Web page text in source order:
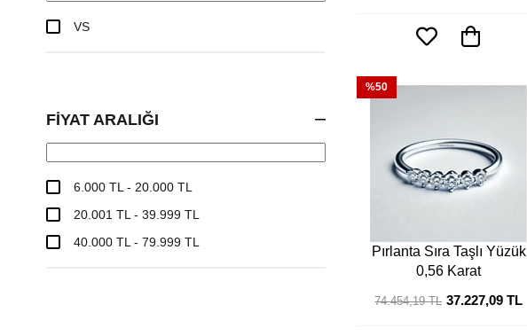
VS
FIYAT ARALIĞI
6.000 TL - 20.000 TL
20.001 TL - 39.999 TL
40.000 TL - 79.999 TL
Pırlanta Sıra Taşlı Yüzük
0,56 Karat
37.227,09 TL
74.454,19 TL
%50